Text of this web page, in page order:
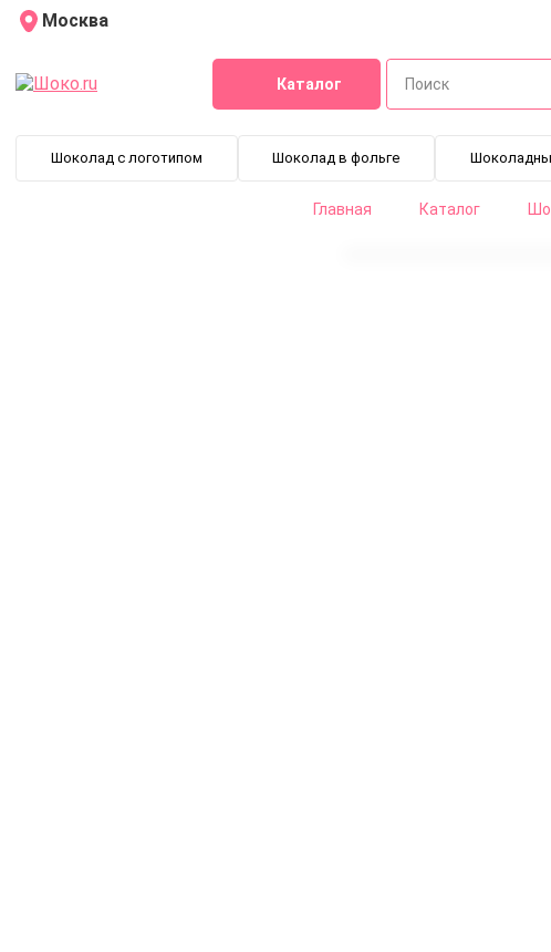
Москва
Каталог
Шоколад с логотипом Шоколад в фольге
Главная Каталог